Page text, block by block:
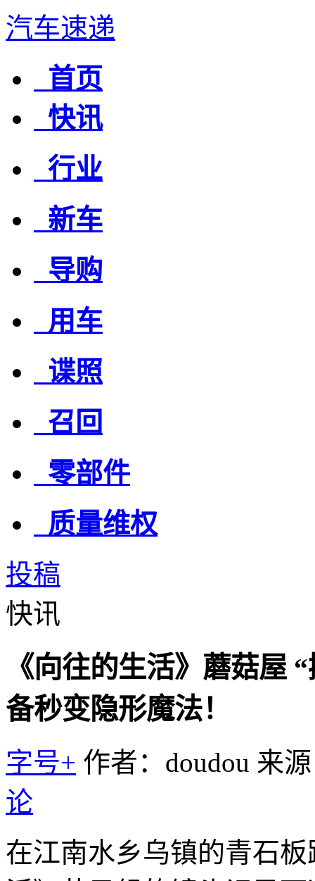
汽车速递
首页
快讯
行业
新车
导购
用车
谍照
召回
零部件
质量维权
投稿
快讯
《向往的生活》蘑菇屋
备秒变隐形魔法！
字号+ 作者：doudou 来
论
在江南水乡乌镇的青石